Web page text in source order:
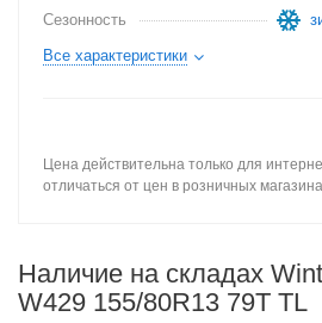
Сезонность
Все характеристики
Цена действительна только для
отличаться от цен в розничных
Наличие на складах
W429 155/80R13 79T TL